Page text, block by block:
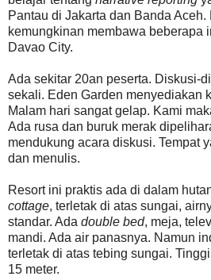
Pantau di Jakarta dan Banda
kemungkinan membawa beberapa
Davao City.
Ada sekitar 20an peserta. Diskusi-
sekali. Eden Garden menyediakan
Malam hari sangat gelap. Kami
Ada rusa dan buruk merak
mendukung acara diskusi. Tempat
dan menulis.
Resort ini praktis ada di dalam
cottage, terletak di atas sungai,
standar. Ada double bed, meja,
mandi. Ada air panasnya. Namun
terletak di atas tebing sungai.
15 meter.